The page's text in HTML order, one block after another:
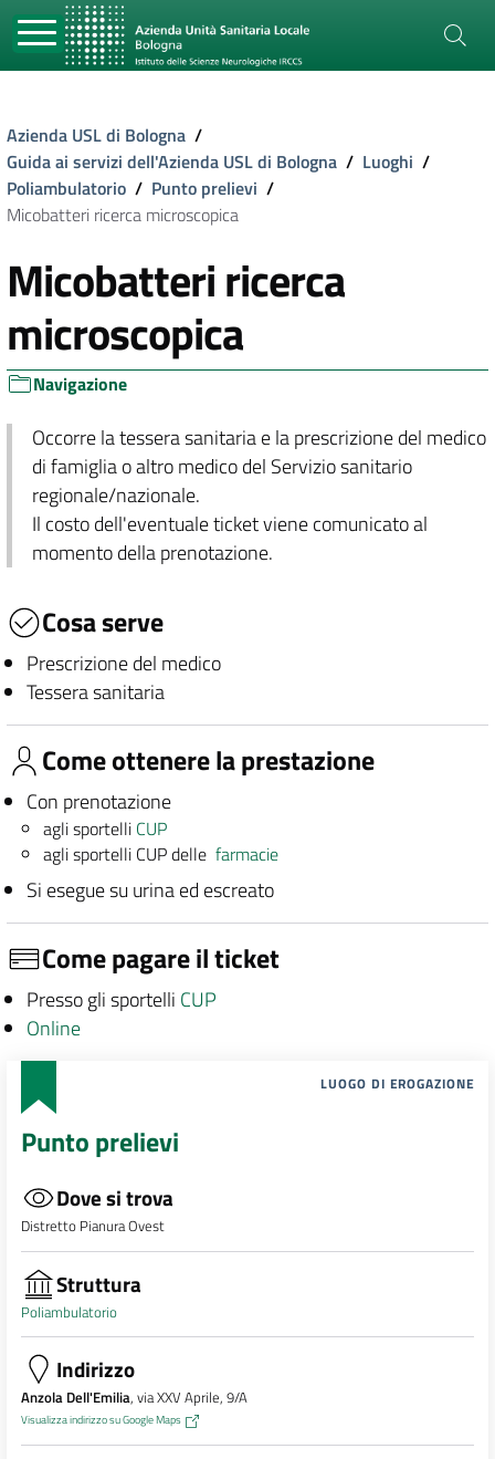
Azienda USL di Bologna /
Guida ai servizi dell'Azienda USL di Bologna / Luoghi /
Poliambulatorio / Punto prelievi /
Micobatteri ricerca microscopica
Micobatteri ricerca
microscopica
Navigazione
Occorre la tessera sanitaria e la prescrizione del medico
di famiglia o altro medico del Servizio sanitario
regionale/nazionale.
Il costo dell'eventuale ticket viene comunicato al
momento della prenotazione.
Cosa serve
Prescrizione del medico
Tessera sanitaria
Come ottenere la prestazione
Con prenotazione
agli sportelli CUP
agli sportelli CUP dellefarmacie
Si esegue su urina ed escreato
Come pagare il ticket
Presso gli sportelli CUP
Online
LUOGO DI EROGAZIONE
Punto prelievi
Dove si trova
Distretto Pianura Ovest
Struttura
Poliambulatorio
Indirizzo
Anzola Dell'Emilia, via XXV Aprile, 9/A
Visualizza indirizzo su Google Maps